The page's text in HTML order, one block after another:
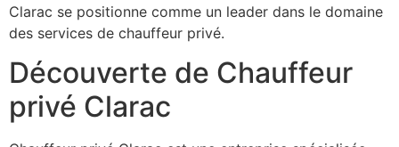
Clarac se positionne comme un leader dans le domaine
des services de chauffeur privé.
Découverte de Chauffeur
privé Clarac